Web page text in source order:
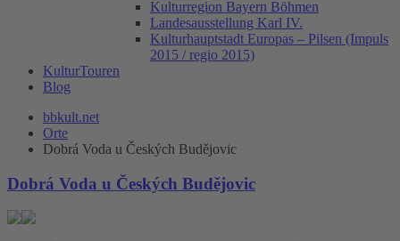
Kulturregion Bayern Böhmen
Landesausstellung Karl IV.
Kulturhauptstadt Europas – Pilsen (Impuls
2015 / regio 2015)
KulturTouren
Blog
bbkult.net
Orte
Dobrá Voda u Českých Budějovic
Dobrá Voda u Českých Budějovic